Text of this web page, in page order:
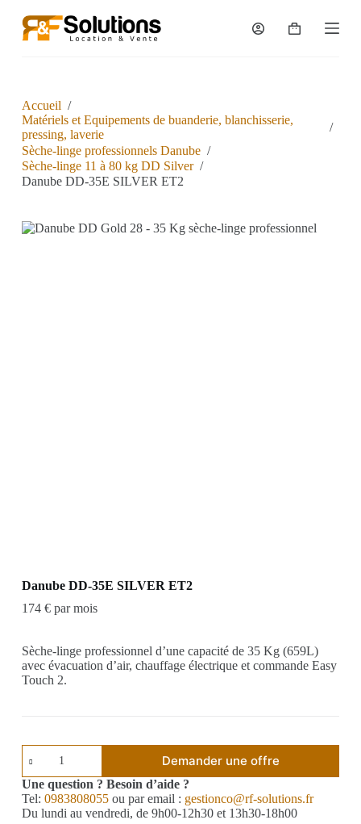
u
o
u
Accueil /
Matériels et Equipements de buanderie, blanchisserie,
pressing, laverie
/
Sèche-linge professionnels Danube /
Sèche-linge 11 à 80 kg DD Silver /
Danube DD-35E SILVER ET2
Danube DD-35E SILVER ET2
174 € par mois
Sèche-linge professionnel d’une capacité de 35 Kg (659L)
avec évacuation d’air, chauffage électrique et commande Easy
Touch 2.
Demander une offre
Une question ? Besoin d’aide ?
Tel: 0983808055ou par email : gestionco@rf-solutions.fr
Du lundi au vendredi, de 9h00-12h30 et 13h30-18h00